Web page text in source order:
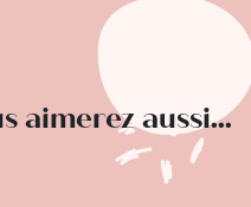
aimerez aussi...